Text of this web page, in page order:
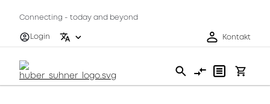
Connecting - today and beyond
Login
Kontakt